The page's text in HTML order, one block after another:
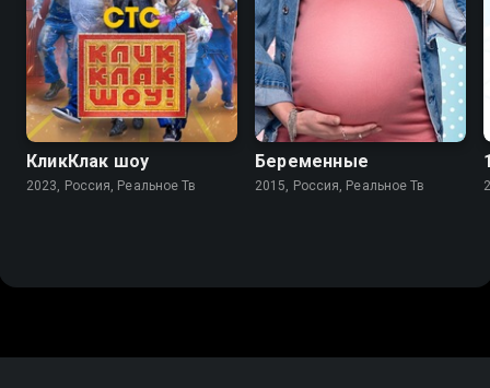
7.8
КликКлак шоу
2023, Россия, Реальное Тв
7.5
Беременные
2015, Россия, Реальное Тв